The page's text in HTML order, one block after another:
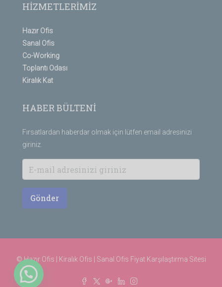
HİZMETLERİMİZ
Hazır Ofis
Sanal Ofis
Co-Working
Toplantı Odası
Kiralık Kat
HABER BÜLTENİ
Fırsatlardan haberdar olmak için lütfen email adresinizi
giriniz.
Gönder
© Hazır Ofis | Kiralık Ofis | Sanal Ofis Fiyat Karşılaştırma Sitesi